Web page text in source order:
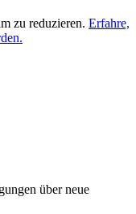
zu reduzieren. Erfahre,
über neue